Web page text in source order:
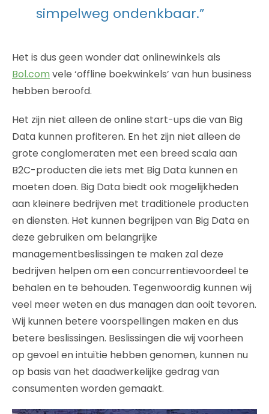
simpelweg ondenkbaar.”
Het is dus geen wonder dat onlinewinkels als
Bol.com vele ‘offline boekwinkels’ van hun business
hebben beroofd.
Het zijn niet alleen de online start-ups die van Big
Data kunnen profiteren. En het zijn niet alleen de
grote conglomeraten met een breed scala aan
B2C-producten die iets met Big Data kunnen en
moeten doen. Big Data biedt ook mogelijkheden
aan kleinere bedrijven met traditionele producten
en diensten. Het kunnen begrijpen van Big Data en
deze gebruiken om belangrijke
managementbeslissingen te maken zal deze
bedrijven helpen om een concurrentievoordeel te
behalen en te behouden. Tegenwoordig kunnen wij
veel meer weten en dus managen dan ooit tevoren.
Wij kunnen betere voorspellingen maken en dus
betere beslissingen. Beslissingen die wij voorheen
op gevoel en intuïtie hebben genomen, kunnen nu
op basis van het daadwerkelijke gedrag van
consumenten worden gemaakt.